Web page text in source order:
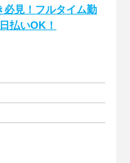
必見！フルタイム勤
払いOK！